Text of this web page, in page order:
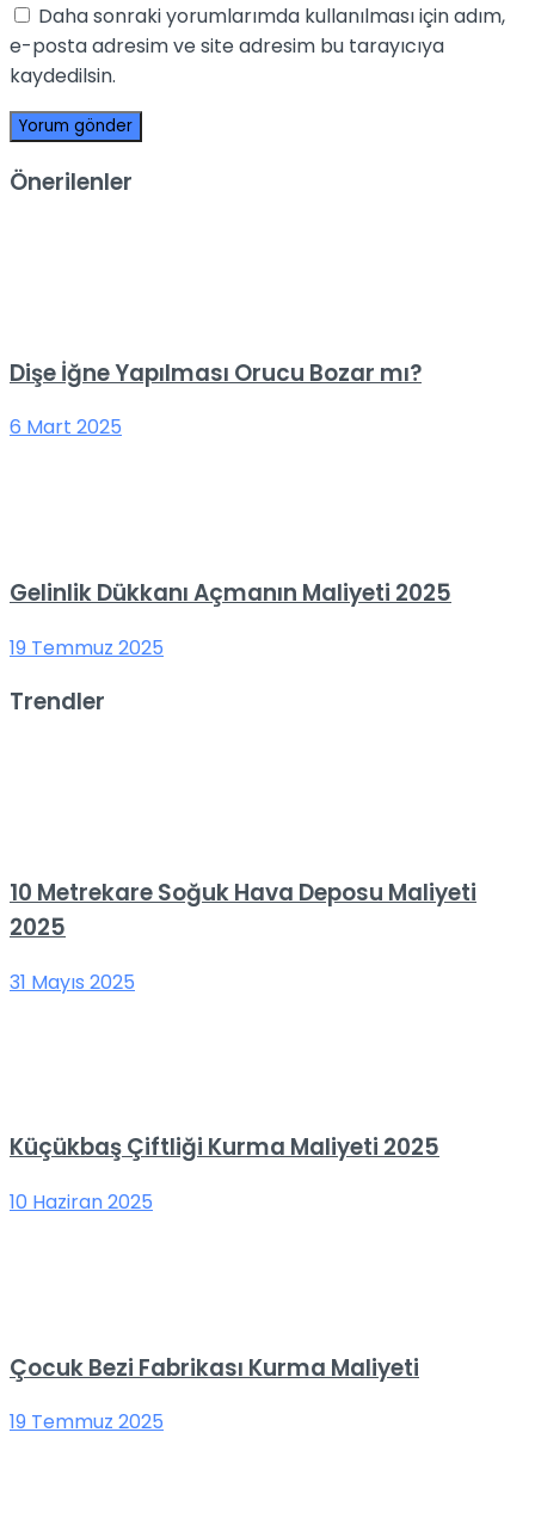
Daha sonraki yorumlarımda kullanılması için adım,
e-posta adresim ve site adresim bu tarayıcıya
kaydedilsin.
Önerilenler
Dişe İğne Yapılması Orucu Bozar mı?
6 Mart 2025
Gelinlik Dükkanı Açmanın Maliyeti 2025
19 Temmuz 2025
Trendler
10 Metrekare Soğuk Hava Deposu Maliyeti
2025
31 Mayıs 2025
Küçükbaş Çiftliği Kurma Maliyeti 2025
10 Haziran 2025
Çocuk Bezi Fabrikası Kurma Maliyeti
19 Temmuz 2025